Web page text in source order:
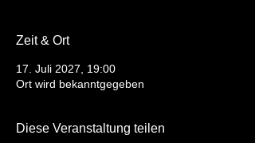
Zeit & Ort
17. Juli 2027, 19:00
Ort wird bekanntgegeben
Diese Veranstaltung teilen